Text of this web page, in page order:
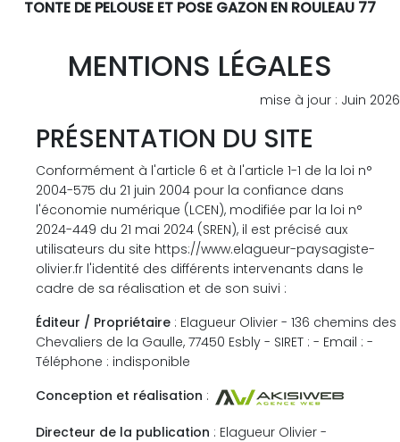
TONTE DE PELOUSE ET POSE GAZON EN ROULEAU 77
MENTIONS LÉGALES
mise à jour : Juin 2026
PRÉSENTATION DU SITE
Conformément à l'article 6 et à l'article 1-1 de la loi n°
2004-575 du 21 juin 2004 pour la confiance dans
l'économie numérique (LCEN), modifiée par la loi n°
2024-449 du 21 mai 2024 (SREN), il est précisé aux
utilisateurs du site https://www.elagueur-paysagiste-
olivier.fr l'identité des différents intervenants dans le
cadre de sa réalisation et de son suivi :
Éditeur / Propriétaire : Elagueur Olivier - 136 chemins des
Chevaliers de la Gaulle, 77450 Esbly - SIRET : - Email : -
Téléphone : indisponible
Conception et réalisation :
Directeur de la publication : Elagueur Olivier -